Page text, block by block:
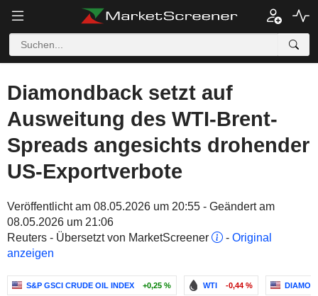
Diamondback setzt auf
Ausweitung des WTI-Brent-
Spreads angesichts drohender
US-Exportverbote
Veröffentlicht am 08.05.2026 um 20:55 - Geändert am
08.05.2026 um 21:06
Reuters - Übersetzt von MarketScreener
- Original
anzeigen
S&P GSCI CRUDE OIL INDEX +0,25 % WTI -0,44 %